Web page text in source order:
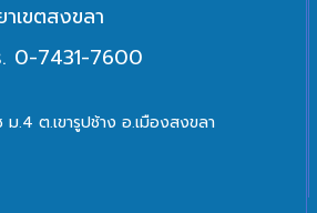
เขตสงขลา
. 0-7431-7600
.4 ต.เขารูปช้าง อ.เมืองสงขลา